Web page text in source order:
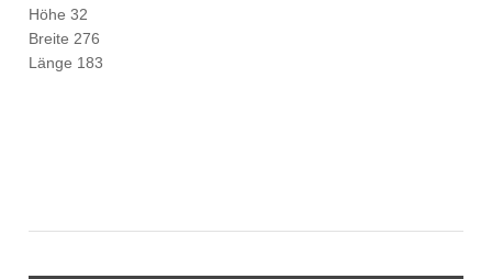
Höhe 32
Breite 276
Länge 183